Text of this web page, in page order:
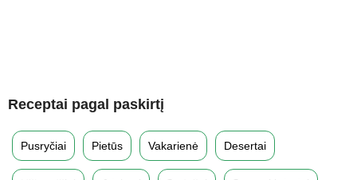
Receptai pagal paskirtį
Pusryčiai Pietūs Vakarienė Desertai